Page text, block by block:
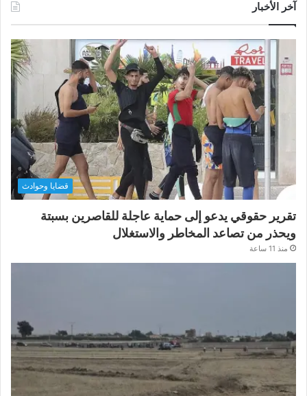
آخر الأخبار
قضايا وحوادث
تقرير حقوقي يدعو إلى حماية عاجلة للقاصرين بسبتة
ويحذر من تصاعد المخاطر والاستغلال
منذ 11 ساعة